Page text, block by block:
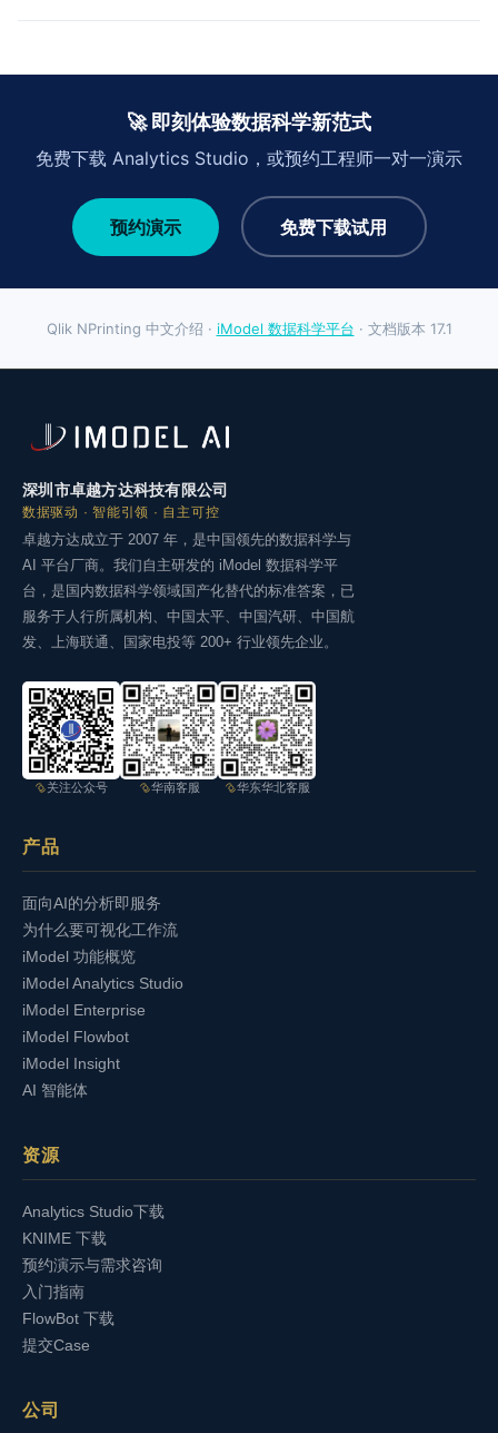
🚀 即刻体验数据科学新范式
免费下载 Analytics Studio，或预约工程师一对一演示
预约演示 免费下载试用
Qlik NPrinting 中文介绍 · iModel 数据科学平台 · 文档版本 17.1
深圳市卓越方达科技有限公司
数据驱动 · 智能引领 · 自主可控
卓越方达成立于 2007 年，是中国领先的数据科学与
AI 平台厂商。我们自主研发的 iModel 数据科学平
台，是国内数据科学领域国产化替代的标准答案，已
服务于人行所属机构、中国太平、中国汽研、中国航
发、上海联通、国家电投等 200+ 行业领先企业。
关注公众号 华南客服 华东华北客服
产品
面向AI的分析即服务
为什么要可视化工作流
iModel 功能概览
iModel Analytics Studio
iModel Enterprise
iModel Flowbot
iModel Insight
AI 智能体
资源
Analytics Studio下载
KNIME 下载
预约演示与需求咨询
入门指南
FlowBot 下载
提交Case
公司